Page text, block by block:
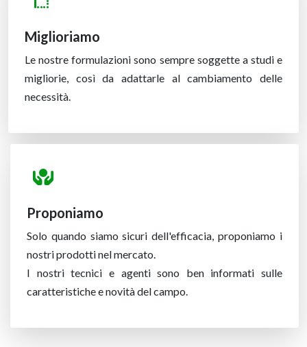
Miglioriamo
Le nostre formulazioni sono sempre soggette a studi e
migliorie, così da adattarle al cambiamento delle
necessità.
Proponiamo
Solo quando siamo sicuri dell'efficacia, proponiamo i
nostri prodotti nel mercato.
I nostri tecnici e agenti sono ben informati sulle
caratteristiche e novità del campo.